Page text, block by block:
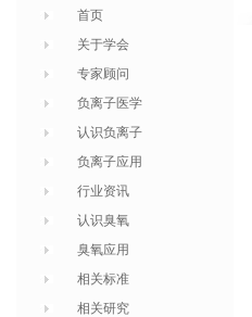
首页
关于学会
专家顾问
负离子医学
认识负离子
负离子应用
行业资讯
认识臭氧
臭氧应用
相关标准
相关研究